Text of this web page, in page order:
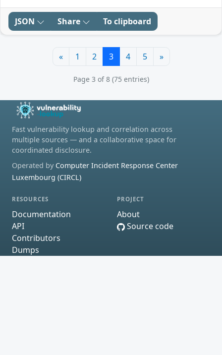
JSON Share To clipboard
« 1 2 3 4 5 »
Page 3 of 8 (75 entries)
Fast vulnerability lookup and correlation across
multiple sources — and a collaborative space for
coordinated disclosure.
Operated by Computer Incident Response Center
Luxembourg (CIRCL)
RESOURCES
Documentation
API
Contributors
Dumps
PROJECT
About
Source code